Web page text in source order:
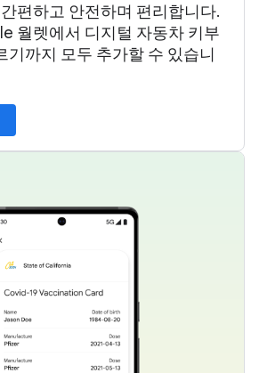
편하고 안전하며 편리합니다.
월렛에서 디지털 자동차 키부
기까지 모두 추가할 수 있습니